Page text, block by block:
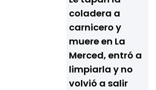
coladera a
carnicero y
muere en La
Merced, entró a
limpiarla y no
volvió a salir